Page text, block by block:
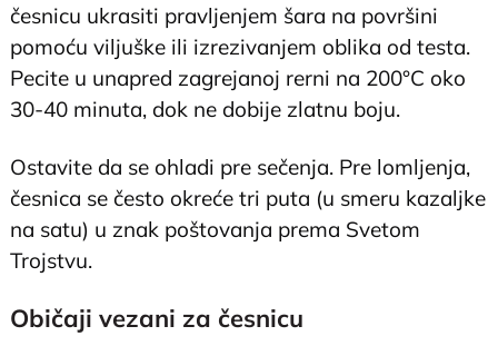
česnicu ukrasiti pravljenjem šara na površini
pomoću viljuške ili izrezivanjem oblika od testa.
Pecite u unapred zagrejanoj rerni na 200°C oko
30-40 minuta, dok ne dobije zlatnu boju.
Ostavite da se ohladi pre sečenja. Pre lomljenja,
česnica se često okreće tri puta (u smeru kazaljke
na satu) u znak poštovanja prema Svetom
Trojstvu.
Običaji vezani za česnicu